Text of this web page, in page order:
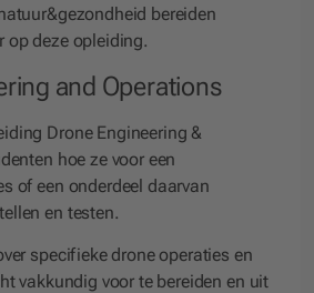
bereiden
op deze opleiding.
and Operations
Drone Engineering &
hoe ze voor een
of een onderdeel daarvan
en testen.
specifieke drone operaties en
vakkundig voor te bereiden en uit